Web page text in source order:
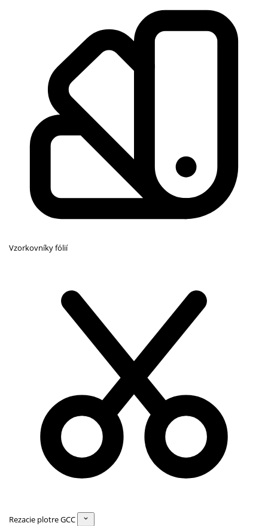
Vzorkovníky fólií
Rezacie plotre GCC